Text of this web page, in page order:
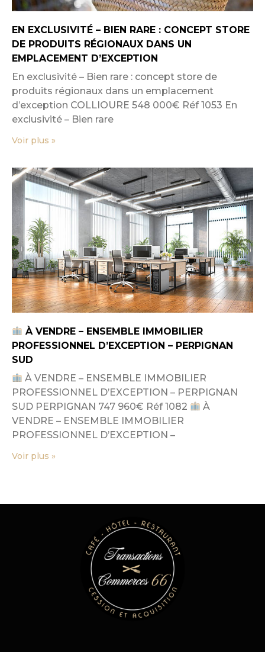
EN EXCLUSIVITÉ – BIEN RARE : CONCEPT STORE
DE PRODUITS RÉGIONAUX DANS UN
EMPLACEMENT D’EXCEPTION
En exclusivité – Bien rare : concept store de
produits régionaux dans un emplacement
d’exception COLLIOURE 548 000€ Réf 1053 En
exclusivité – Bien rare
Voir plus »
À VENDRE – ENSEMBLE IMMOBILIER
PROFESSIONNEL D’EXCEPTION – PERPIGNAN
SUD
À VENDRE – ENSEMBLE IMMOBILIER
PROFESSIONNEL D’EXCEPTION – PERPIGNAN
SUD PERPIGNAN 747 960€ Réf 1082
À
VENDRE – ENSEMBLE IMMOBILIER
PROFESSIONNEL D’EXCEPTION –
Voir plus »